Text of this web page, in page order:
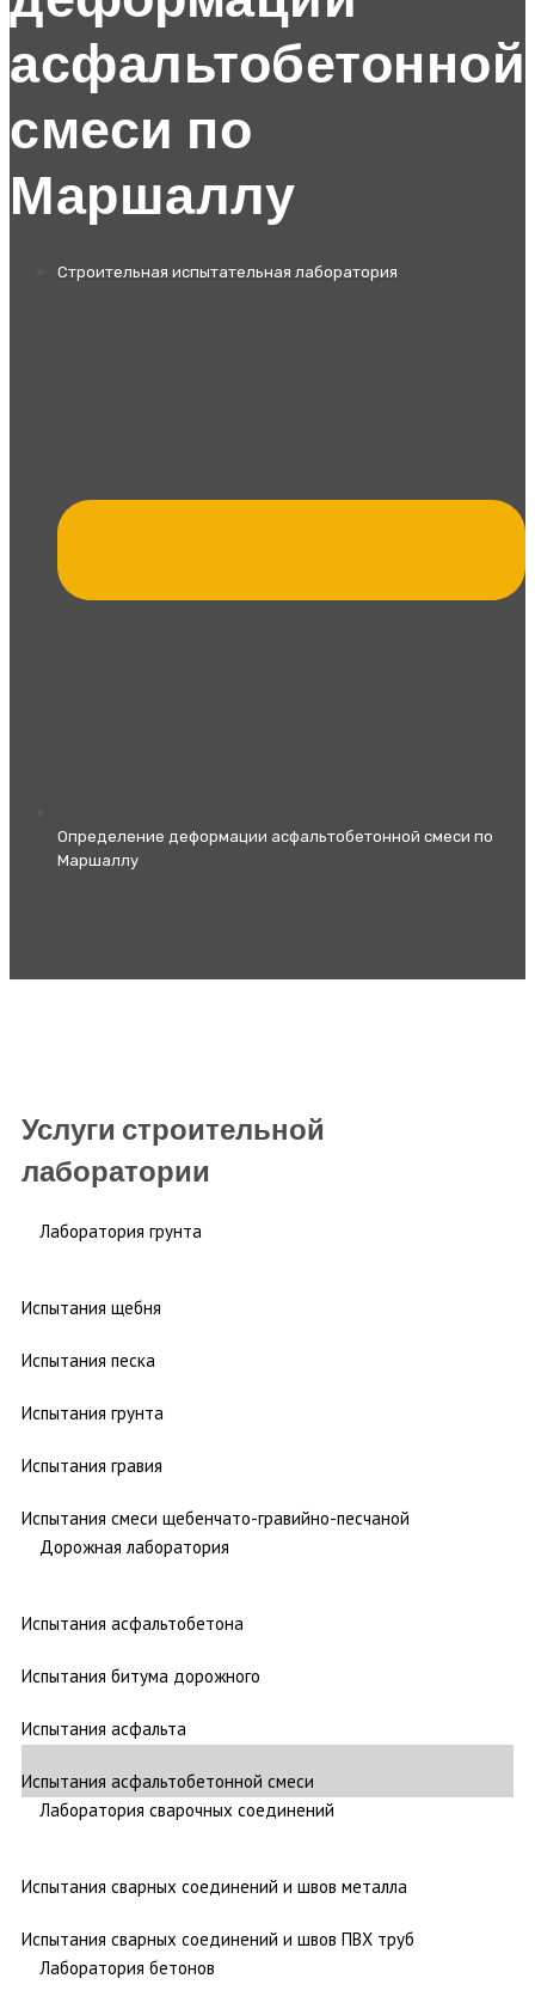
асфальтобетонной
смеси по
Маршаллу
Строительная испытательная лаборатория
Определение деформации асфальтобетонной смеси по
Маршаллу
Услуги строительной
лаборатории
Лаборатория грунта
Испытания щебня
Испытания песка
Испытания грунта
Испытания гравия
Испытания смеси щебенчато-гравийно-песчаной
Дорожная лаборатория
Испытания асфальтобетона
Испытания битума дорожного
Испытания асфальта
Испытания асфальтобетонной смеси
Лаборатория сварочных соединений
Испытания сварных соединений и швов металла
Испытания сварных соединений и швов ПВХ труб
Лаборатория бетонов